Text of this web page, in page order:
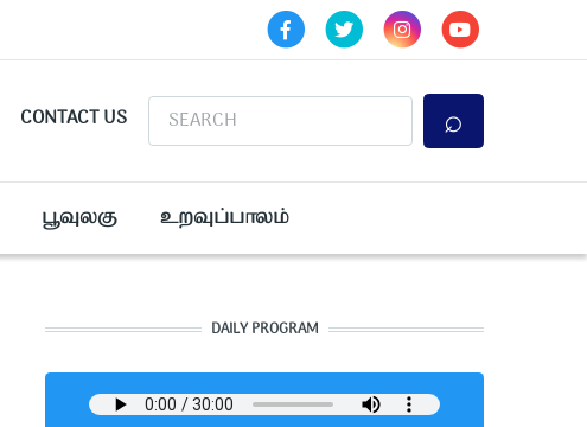
CONTACT US Search
பூவுலகு உறவுப்பாலம்
DAILY PROGRAM